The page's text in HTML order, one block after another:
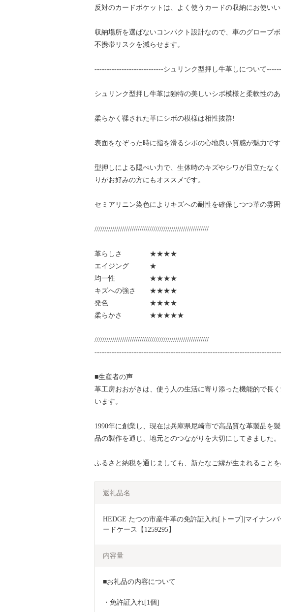
反対のカードポケットは、よく使うカードの収納にお使いい
収納場所を選ばないコンパクト設計なので、車のグローブ
不携帯リスクを減らせます。
----------------------------シュリンク型押し牛革しについて
シュリンク型押し牛革は独特の美しいシボ模様と柔軟性のあ
柔らかく鞣された革にシボの模様は相性抜群!
表面をなぞった時に指を滑るシボの心地良い質感が魅力です
型押しによる隠ぺい力で、生体時のキズやシワが目立たな
りがお好みの方にもオススメです。
セミアリニン染色によりキズへの耐性を確保しつつ革の雰囲
//////////////////////////////////////////////////////////
革らしさ ★★★★
エイジング ★
均一性 ★★★★
キズへの強さ ★★★★
発色 ★★★★
柔らかさ ★★★★★
//////////////////////////////////////////////////////////
■生産者の声
革工房おおがきは、使う人の生活に寄り添った機能的で長
います。
1990年に創業し、現在は兵庫県尼崎市で高品質な革製品を
品の製作を通じ、地元とのつながりを大切にしてきました。
ふるさと納税を通じましても、新たなご縁が生まれることを
返礼品名
HEDGE たつの市産牛革の免許証入れ[トープ]|マイナン
ードケース【1259295】
内容量
■お礼品の内容について
・免許証入れ[1個]